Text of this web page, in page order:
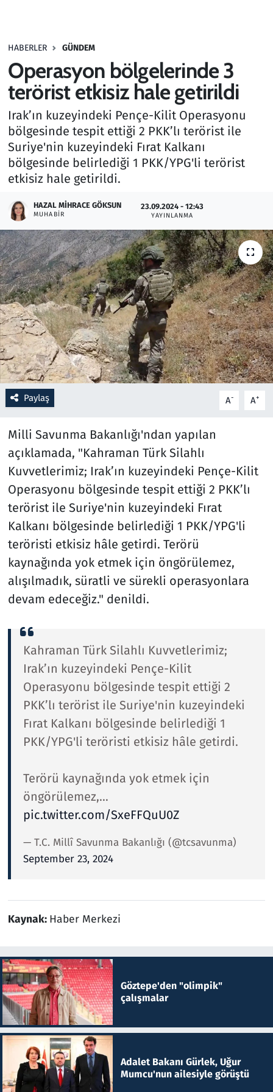
HABERLER GÜNDEM
Operasyon bölgelerinde 3
terörist etkisiz hale getirildi
Irak’ın kuzeyindeki Pençe-Kilit Operasyonu
bölgesinde tespit ettiği 2 PKK’lı terörist ile
Suriye'nin kuzeyindeki Fırat Kalkanı
bölgesinde belirlediği 1 PKK/YPG'li terörist
etkisiz hale getirildi.
HAZAL MIHRACE GÖKSUN
MUHABIR
23.09.2024 - 12:43
YAYINLANMA
Paylaş A- A+
Milli Savunma Bakanlığı'ndan yapılan
açıklamada, "Kahraman Türk Silahlı
Kuvvetlerimiz; Irak’ın kuzeyindeki Pençe-Kilit
Operasyonu bölgesinde tespit ettiği 2 PKK’lı
terörist ile Suriye'nin kuzeyindeki Fırat
Kalkanı bölgesinde belirlediği 1 PKK/YPG'li
teröristi etkisiz hâle getirdi. Terörü
kaynağında yok etmek için öngörülemez,
alışılmadık, süratli ve sürekli operasyonlara
devam edeceğiz." denildi.
Kahraman Türk Silahlı Kuvvetlerimiz;
Irak’ın kuzeyindeki Pençe-Kilit
Operasyonu bölgesinde tespit ettiği 2
PKK’lı terörist ile Suriye'nin kuzeyindeki
Fırat Kalkanı bölgesinde belirlediği 1
PKK/YPG'li teröristi etkisiz hâle getirdi.
Terörü kaynağında yok etmek için
öngörülemez,…
pic.twitter.com/SxeFFQuU0Z
— T.C. Millî Savunma Bakanlığı (@tcsavunma)
September 23, 2024
Kaynak: Haber Merkezi
Göztepe'den "olimpik"
çalışmalar
Adalet Bakanı Gürlek, Uğur
Mumcu'nun ailesiyle görüştü
Haber
Kültür Sanat
Kurumsal Haberler
Lezzet Durağı
Memur ve Kamu
Otomobil
Oyun
Ramazan
Resmi İlanlar
Rüya Tabirleri
Sağlık
Savunma Sanayi
Spor
Teknoloji ve Bilim
Televizyon